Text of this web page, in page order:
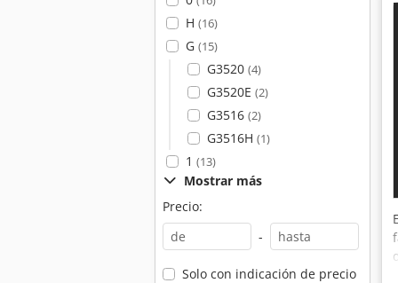
H (16)
G (15)
G3520 (4)
G3520E (2)
G3516 (2)
G3516H (1)
1 (13)
Mostrar más
Precio:
-
Solo con indicación de precio